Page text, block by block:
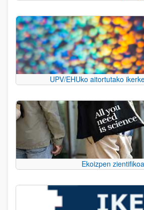
UPV/EHUko aitortutako
Ekoizpen zientifikoa